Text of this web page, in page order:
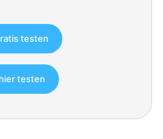
testen
testen